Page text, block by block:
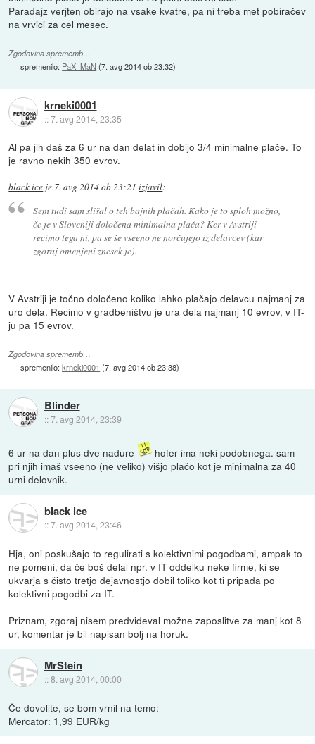
Paradajz verjten obirajo na vsake kvatre, pa ni treba met pobiračev
na vrvici za cel mesec.
Zgodovina sprememb…
spremenilo: PaX_MaN (7. avg 2014 ob 23:32)
krneki0001
::7. avg 2014, 23:35
Al pa jih daš za 6 ur na dan delat in dobijo 3/4 minimalne plače. To
je ravno nekih 350 evrov.
black ice je 7. avg 2014 ob 23:21 izjavil:
Sem tudi sam slišal o teh bajnih plačah. Kako je to sploh možno,
če je v Sloveniji določena minimalna plača? Ker v Avstriji
recimo tega ni, pa se še vseeno ne norčujejo iz delavcev (kar
zgoraj omenjeni znesek je).
V Avstriji je točno določeno koliko lahko plačajo delavcu najmanj za
uro dela. Recimo v gradbeništvu je ura dela najmanj 10 evrov, v IT-
ju pa 15 evrov.
Zgodovina sprememb…
spremenilo:krneki0001 (7. avg 2014 ob 23:38)
Blinder
::7. avg 2014, 23:39
6 ur na dan plus dve nadure
hofer ima neki podobnega. sam
pri njih imaš vseeno (ne veliko) višjo plačo kot je minimalna za 40
urni delovnik.
black ice
::7. avg 2014, 23:46
Hja, oni poskušajo to regulirati s kolektivnimi pogodbami, ampak to
ne pomeni, da če boš delal npr. v IT oddelku neke firme, ki se
ukvarja s čisto tretjo dejavnostjo dobil toliko kot ti pripada po
kolektivni pogodbi za IT.
Priznam, zgoraj nisem predvideval možne zaposlitve za manj kot 8
ur, komentar je bil napisan bolj na horuk.
MrStein
::8. avg 2014, 00:00
Če dovolite, se bom vrnil na temo:
Mercator: 1,99 EUR/kg